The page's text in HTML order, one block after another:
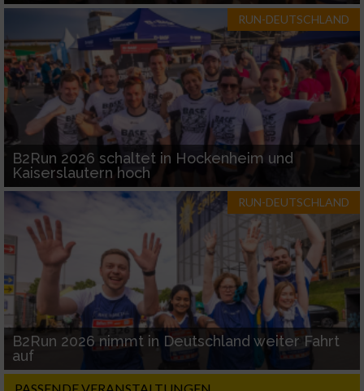
RUN-DEUTSCHLAND
B2Run 2026 schaltet in Hockenheim und
Kaiserslautern hoch
RUN-DEUTSCHLAND
B2Run 2026 nimmt in Deutschland weiter Fahrt
auf